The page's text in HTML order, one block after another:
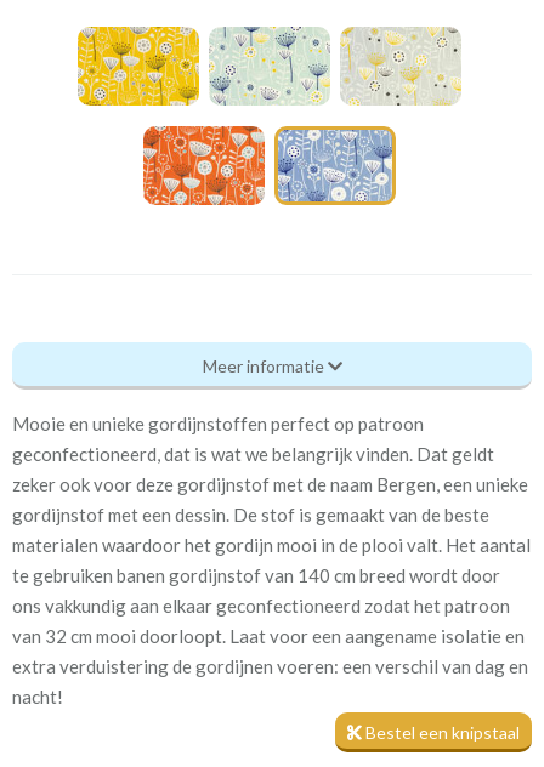
Fry_ [39] Bergen blue
Eigenschappen gordijnstof
Artikelnummer Fry_ [39] Bergen blue
Patroon: 32 cm
Stofbreedte: 140 cm
Meestal eerder, maar houd
rekening met
circa 4 weken
Meer informatie
Mooie en unieke gordijnstoffen perfect op patroon
geconfectioneerd, dat is wat we belangrijk vinden. Dat geldt
zeker ook voor deze gordijnstof met de naam Bergen, een unieke
gordijnstof met een dessin. De stof is gemaakt van de beste
materialen waardoor het gordijn mooi in de plooi valt. Het aantal
te gebruiken banen gordijnstof van 140 cm breed wordt door
ons vakkundig aan elkaar geconfectioneerd zodat het patroon
van 32 cm mooi doorloopt. Laat voor een aangename isolatie en
extra verduistering de gordijnen voeren: een verschil van dag en
nacht!
Bestel een knipstaal